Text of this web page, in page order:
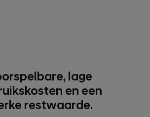
lage
en een
restwaarde.